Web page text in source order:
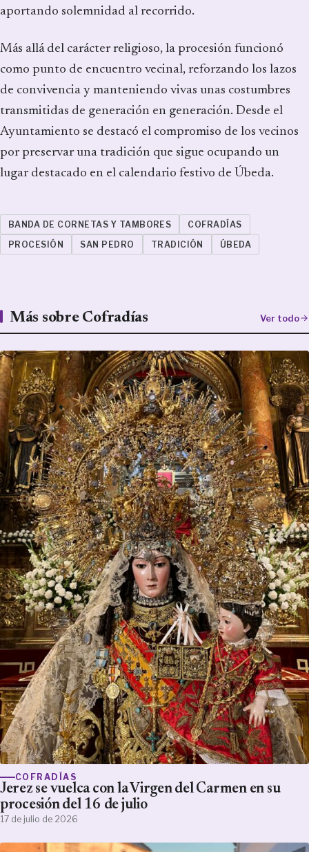
aportando solemnidad al recorrido.
Más allá del carácter religioso, la procesión funcionó
como punto de encuentro vecinal, reforzando los lazos
de convivencia y manteniendo vivas unas costumbres
transmitidas de generación en generación. Desde el
Ayuntamiento se destacó el compromiso de los vecinos
por preservar una tradición que sigue ocupando un
lugar destacado en el calendario festivo de Úbeda.
BANDA DE CORNETAS Y TAMBORES
COFRADÍAS
PROCESIÓN
SAN PEDRO TRADICIÓN ÚBEDA
Más sobre Cofradías Ver todo
COFRADÍAS
Jerez se vuelca con la Virgen del Carmen en su
procesión del 16 de julio
17 de julio de 2026